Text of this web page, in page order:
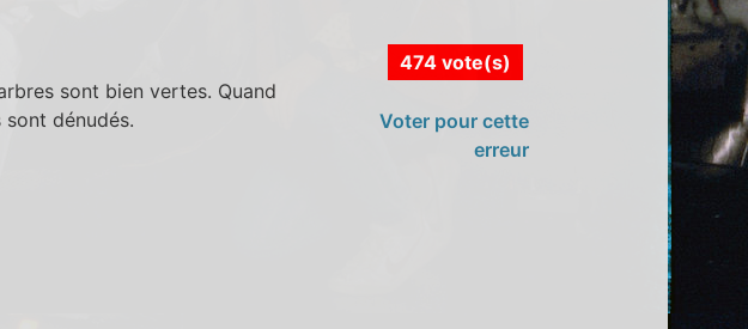
sont bien vertes. Quand
dénudés.
474 vote(s)
Voter pour cette
erreur